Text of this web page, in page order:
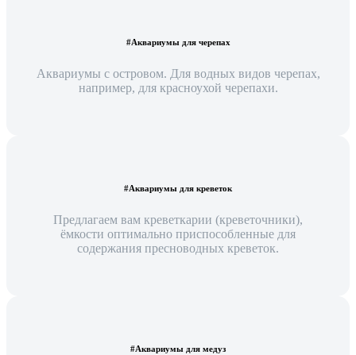
#Аквариумы для черепах
Аквариумы с островом. Для водных видов черепах,
например, для красноухой черепахи.
#Аквариумы для креветок
Предлагаем вам креветкарии (креветочники),
ёмкости оптимально приспособленные для
содержания пресноводных креветок.
#Аквариумы для медуз